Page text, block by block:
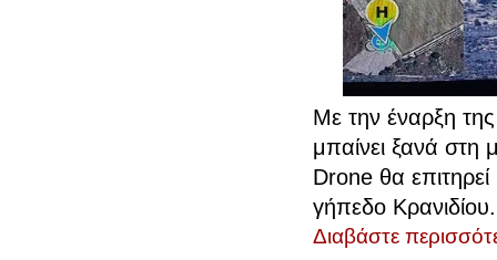
Με την έναρξη της
μπαίνει ξανά
Drone θα
γήπεδο Κρανιδίου.
Διαβάστε